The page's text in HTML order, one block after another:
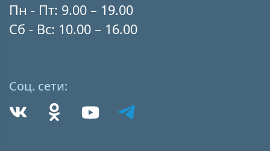
Пн - Пт: 9.00 – 19.00
Сб - Вс: 10.00 – 16.00
Соц. сети: